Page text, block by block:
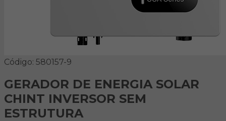
Código: 580157-9
GERADOR DE ENERGIA SOLAR
CHINT INVERSOR SEM
ESTRUTURA